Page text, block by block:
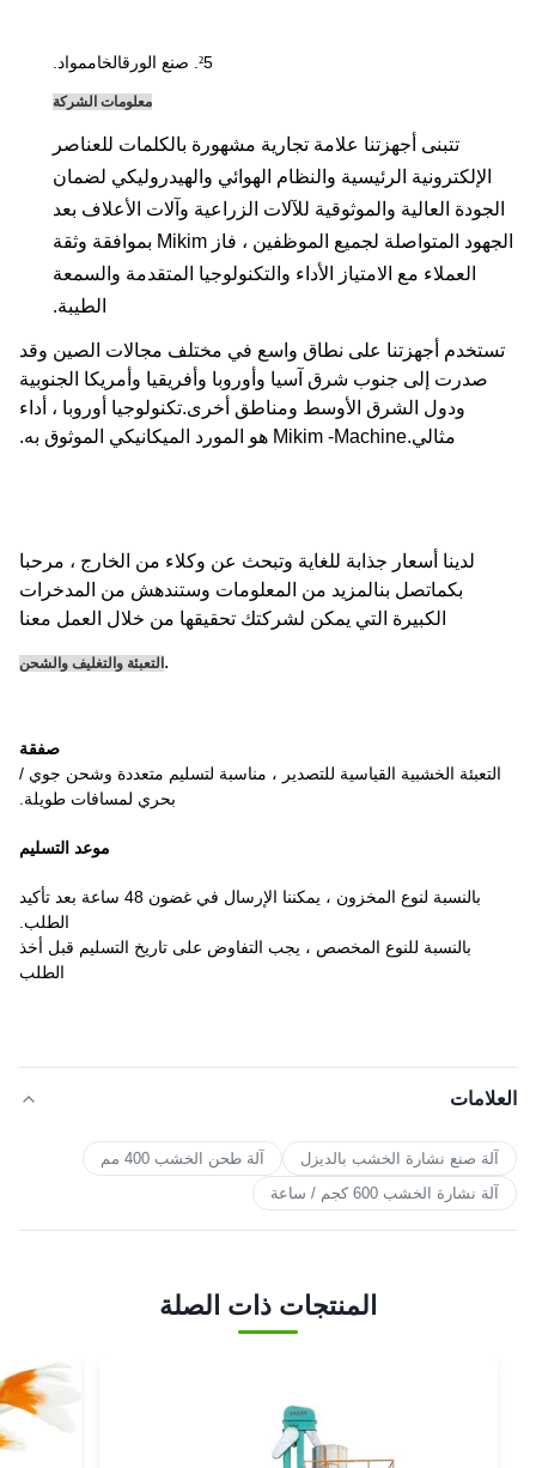
²5. صنع الورق الخاممواد.
معلومات الشركة
تتبنى أجهزتنا علامة تجارية مشهورة بالكلمات للعناصر
الإلكترونية الرئيسية والنظام الهوائي والهيدروليكي لضمان
الجودة العالية والموثوقية للآلات الزراعية وآلات الأعلاف بعد
الجهود المتواصلة لجميع الموظفين ، فاز Mikim بموافقة وثقة
العملاء مع الامتياز الأداء والتكنولوجيا المتقدمة والسمعة
الطيبة.
تستخدم أجهزتنا على نطاق واسع في مختلف مجالات الصين وقد
صدرت إلى جنوب شرق آسيا وأوروبا وأفريقيا وأمريكا الجنوبية
ودول الشرق الأوسط ومناطق أخرى.تكنولوجيا أوروبا ، أداء
مثالي.Mikim -Machine هو المورد الميكانيكي الموثوق به.
لدينا أسعار جذابة للغاية وتبحث عن وكلاء من الخارج ، مرحبا
بكماتصل بنالمزيد من المعلومات وستندهش من المدخرات
الكبيرة التي يمكن لشركتك تحقيقها من خلال العمل معنا
. التعبئة والتغليف والشحن
صفقة
التعبئة الخشبية القياسية للتصدير ، مناسبة لتسليم متعددة وشحن جوي /
بحري لمسافات طويلة.
موعد التسليم
بالنسبة لنوع المخزون ، يمكننا الإرسال في غضون 48 ساعة بعد تأكيد
الطلب.
بالنسبة للنوع المخصص ، يجب التفاوض على تاريخ التسليم قبل أخذ
الطلب
العلامات
آلة صنع نشارة الخشب بالديزل
آلة طحن الخشب 400 مم
آلة نشارة الخشب 600 كجم / ساعة
المنتجات ذات الصلة